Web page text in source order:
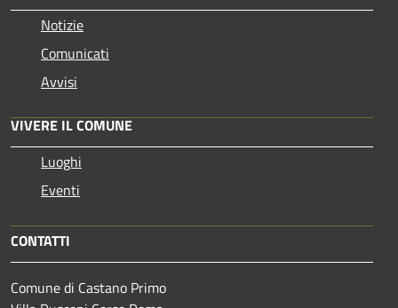
Notizie
Comunicati
Avvisi
VIVERE IL COMUNE
Luoghi
Eventi
CONTATTI
Comune di Castano Primo